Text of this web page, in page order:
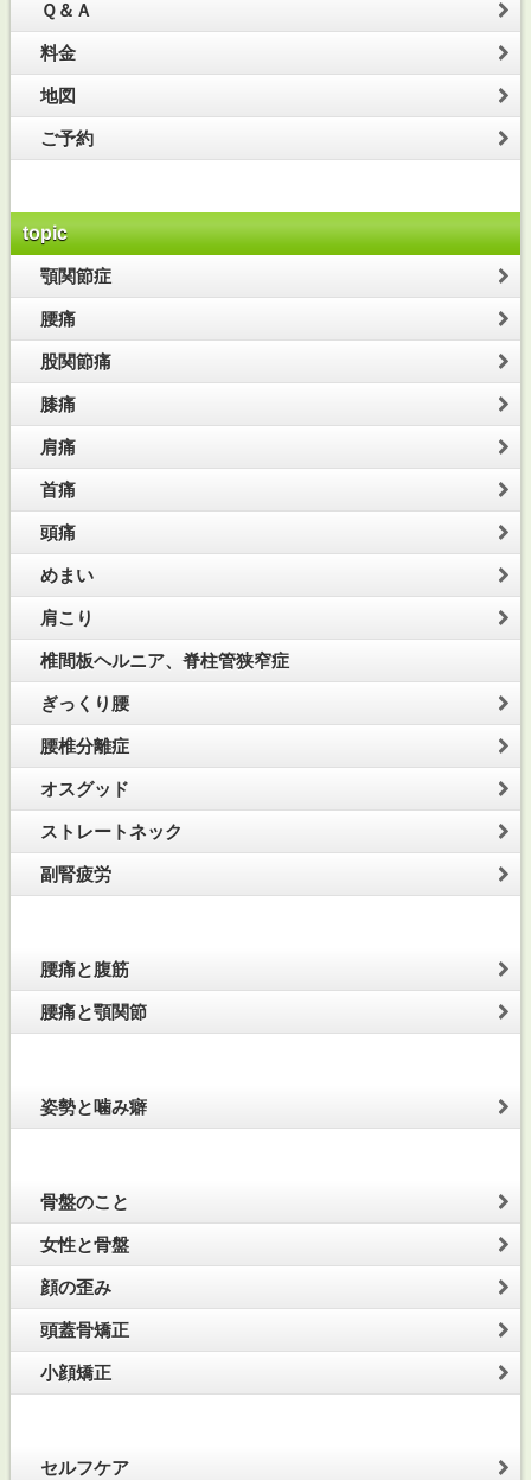
Ｑ＆Ａ
料金
地図
ご予約
topic
顎関節症
腰痛
股関節痛
膝痛
肩痛
首痛
頭痛
めまい
肩こり
椎間板ヘルニア、脊柱管狭窄症
ぎっくり腰
腰椎分離症
オスグッド
ストレートネック
副腎疲労
腰痛と腹筋
腰痛と顎関節
姿勢と噛み癖
骨盤のこと
女性と骨盤
顔の歪み
頭蓋骨矯正
小顔矯正
セルフケア